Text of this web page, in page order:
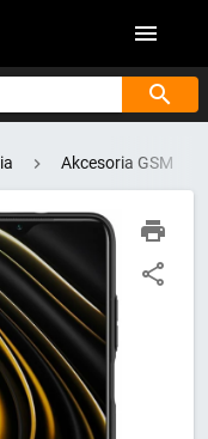
Akcesoria GSM